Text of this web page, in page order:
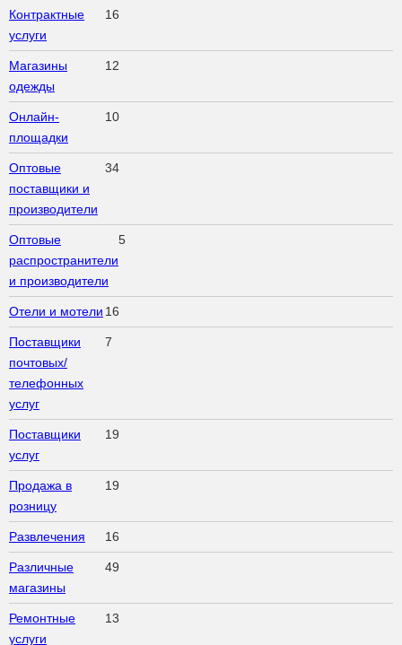
Контрактные
услуги
16
Магазины
одежды
12
Онлайн-
площадки
10
Оптовые
поставщики и
производители
34
Оптовые
распространители
и производители
5
Отели и мотели 16
Поставщики
почтовых/
телефонных
услуг
7
Поставщики
услуг
19
Продажа в
розницу
19
Развлечения 16
Различные
магазины
49
Ремонтные
услуги
13